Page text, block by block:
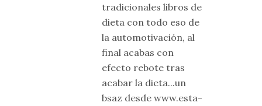
tradicionales libros de
dieta con todo eso de
la automotivación, al
final acabas con
efecto rebote tras
acabar la dieta...un
bsaz desde www.esta-